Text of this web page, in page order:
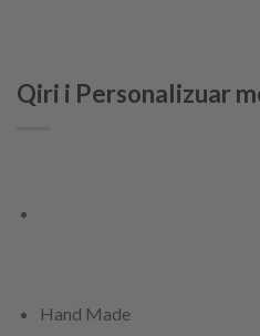
Qiri i Personalizuar
Hand Made